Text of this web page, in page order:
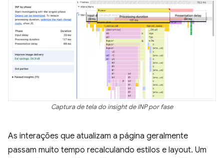
Captura de tela do insight de INP por fase
As interações que atualizam a página geralmente
passam muito tempo recalculando estilos e layout. Um